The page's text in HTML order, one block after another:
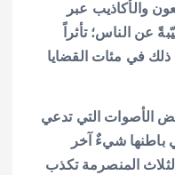
والأكاذيب عبر
عن الناس؛ تأثراً
في مئات القضايا
الأصوات التي تدعي
باطنها شيءٌ آخر
المنصرمة تكذب